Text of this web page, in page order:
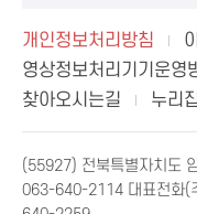
개인정보처리방침
영상정보처리기기운영
찾아오시는길
누리
(55927) 전북특별자치도
063-640-2114 대표전화(